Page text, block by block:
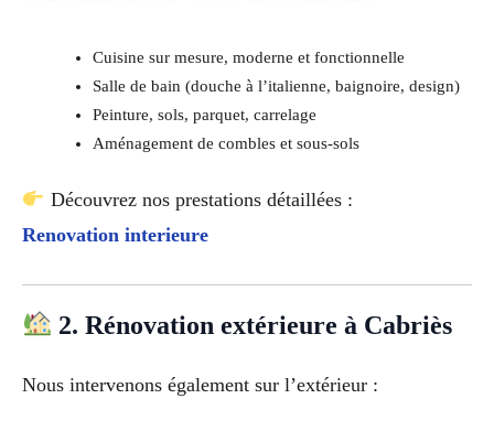
Cuisine sur mesure, moderne et fonctionnelle
Salle de bain (douche à l’italienne, baignoire, design)
Peinture, sols, parquet, carrelage
Aménagement de combles et sous-sols
Découvrez nos prestations détaillées :
Renovation interieure
2. Rénovation extérieure à Cabriès
Nous intervenons également sur l’extérieur :